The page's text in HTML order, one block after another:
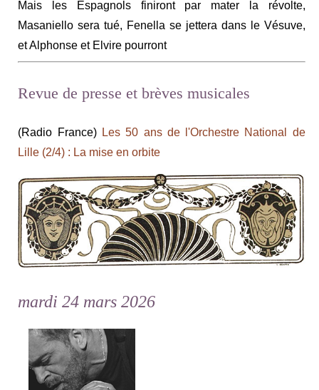
Mais les Espagnols finiront par mater la révolte,
Masaniello sera tué, Fenella se jettera dans le Vésuve,
et Alphonse et Elvire pourront
Revue de presse et brèves musicales
(Radio France) Les 50 ans de l'Orchestre National de
Lille (2/4) : La mise en orbite
mardi 24 mars 2026